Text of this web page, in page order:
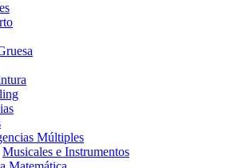
Múltiples
Musicales e Instrumentos